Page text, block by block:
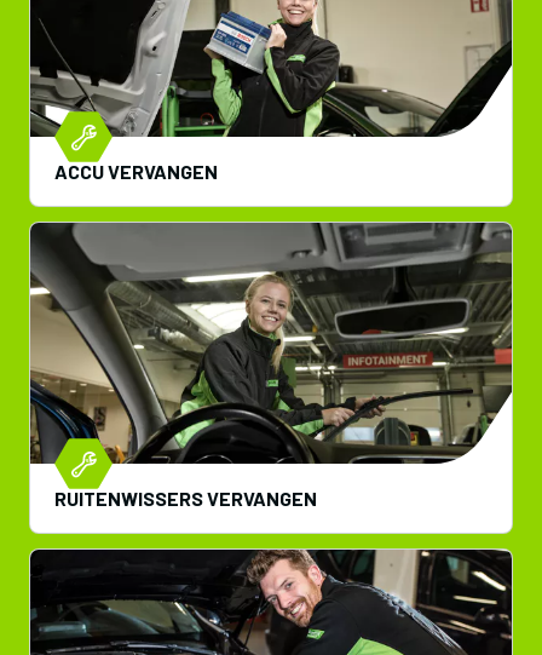
ACCU VERVANGEN
RUITENWISSERS VERVANGEN